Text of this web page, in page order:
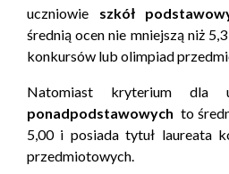
uczniowie szkół
średnią ocen nie mniejszą niż
konkursów lub olimpiad
Natomiast kryterium dla
ponadpodstawowych to
5,00 i posiada tytuł laureata
przedmiotowych.